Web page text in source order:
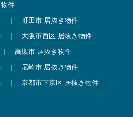
件
|
町田市 居抜き物件
|
大阪市西区 居抜き物件
|
高槻市 居抜き物件
|
尼崎市 居抜き物件
| 京都市下京区 居抜き物件